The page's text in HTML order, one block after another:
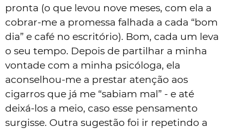
pronta (o que levou nove meses, com ela a
cobrar-me a promessa falhada a cada “bom
dia” e café no escritório). Bom, cada um leva
o seu tempo. Depois de partilhar a minha
vontade com a minha psicóloga, ela
aconselhou-me a prestar atenção aos
cigarros que já me “sabiam mal” - e até
deixá-los a meio, caso esse pensamento
surgisse. Outra sugestão foi ir repetindo a